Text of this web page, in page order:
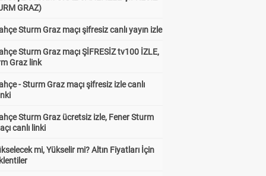
GRAZ)
Sturm Graz maçı şifresiz canlı yayın izle
Sturm Graz maçı ŞİFRESİZ tv100 İZLE,
Graz link
- Sturm Graz maçı şifresiz izle canlı
Sturm Graz ücretsiz izle, Fener Sturm
canlı linki
mi, Yükselir mi? Altın Fiyatları İçin